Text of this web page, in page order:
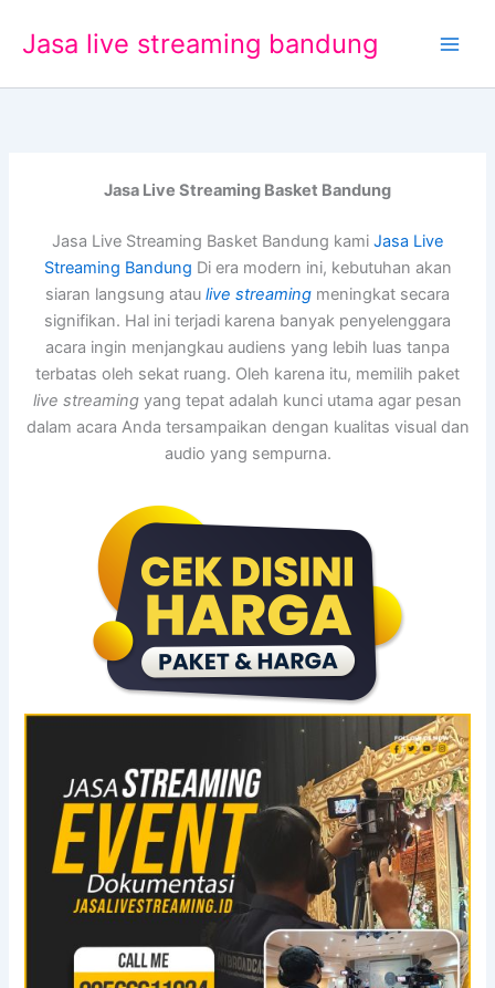
Jasa live streaming bandung
Jasa Live Streaming Basket Bandung
Jasa Live Streaming Basket Bandung kami Jasa Live
Streaming Bandung Di era modern ini, kebutuhan akan
siaran langsung atau live streaming meningkat secara
signifikan. Hal ini terjadi karena banyak penyelenggara
acara ingin menjangkau audiens yang lebih luas tanpa
terbatas oleh sekat ruang. Oleh karena itu, memilih paket
live streaming yang tepat adalah kunci utama agar pesan
dalam acara Anda tersampaikan dengan kualitas visual dan
audio yang sempurna.